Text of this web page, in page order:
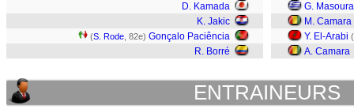
D. Kamada
K. Jakic
(S. Rode , 82e) Gonçalo Paciência
R. Borré
G.
M. Camara
Y. El-Arabi (
A. Camara
ENTRAINEURS